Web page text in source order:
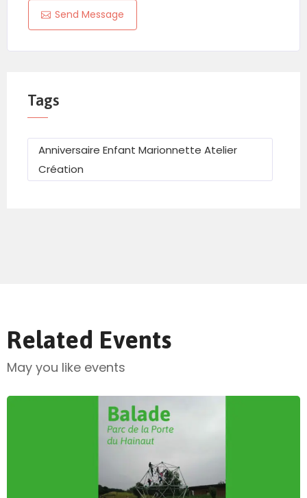
Send Message
Tags
Anniversaire Enfant Marionnette Atelier
Création
Related Events
May you like events